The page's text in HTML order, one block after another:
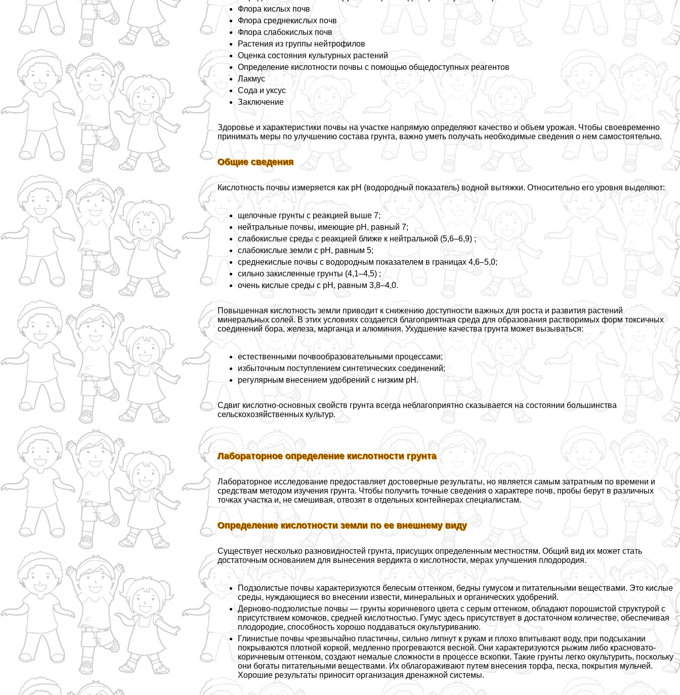
Флора кислых почв
Флора среднекислых почв
Флора слабокислых почв
Растения из группы нейтрофилов
Оценка состояния культурных растений
Определение кислотности почвы с помощью общедоступных реагентов
Лакмус
Сода и уксус
Заключение
Здоровье и хаpaктеристики почвы на участке напрямую определяют качество и объем урожая. Чтобы своевременно
принимать меры по улучшению состава грунта, важно уметь получать необходимые сведения о нем самостоятельно.
Общие сведения
Кислотность почвы измеряется как pH (водородный показатель) водной вытяжки. Относительно его уровня выделяют:
щелочные грунты с реакцией выше 7;
нейтральные почвы, имеющие pH, равный 7;
слабокислые среды с реакцией ближе к нейтральной (5,6–6,9) ;
слабокислые земли с pH, равным 5;
среднекислые почвы с водородным показателем в границах 4,6–5,0;
сильно закисленные грунты (4,1–4,5) ;
очень кислые среды с pH, равным 3,8–4,0.
Повышенная кислотность земли приводит к снижению доступности важных для роста и развития растений
минеральных солей. В этих условиях создается благоприятная среда для образования растворимых форм токсичных
соединений бора, железа, марганца и алюминия. Ухудшение качества грунта может вызываться:
естественными почвообразовательными процессами;
избыточным поступлением синтетических соединений;
регулярным внесением удобрений с низким pH.
Сдвиг кислотно-основных свойств грунта всегда нeблагоприятно сказывается на состоянии большинства
сельскохозяйственных культур.
Лабораторное определение кислотности грунта
Лабораторное исследование предоставляет достоверные результаты, но является самым затратным по времени и
средствам методом изучения грунта. Чтобы получить точные сведения о хаpaктере почв, пробы берут в различных
точках участка и, не смешивая, отвозят в отдельных контейнерах специалистам.
Определение кислотности земли по ее внешнему виду
Существует несколько разновидностей грунта, присущих определенным местностям. Общий вид их может стать
достаточным основанием для вынесения вердикта о кислотности, мерах улучшения плодородия.
Подзолистые почвы хаpaктеризуются белесым оттенком, бедны гумусом и питательными веществами. Это кислые
среды, нуждающиеся во внесении извести, минеральных и органических удобрений.
Дерново-подзолистые почвы — грунты коричневого цвета с серым оттенком, обладают порошистой структурой с
присутствием комочков, средней кислотностью. Гумус здесь присутствует в достаточном количестве, обеспечивая
плодородие, способность хорошо поддаваться окультуриванию.
Глинистые почвы чрезвычайно пластичны, сильно липнут к рукам и плохо впитывают воду, при подсыхании
покрываются плотной коркой, медленно прогреваются весной. Они хаpaктеризуются рыжим либо красновато-
коричневым оттенком, создают немалые сложности в процессе вскопки. Такие грунты легко окультурить, поскольку
они богаты питательными веществами. Их облагораживают путем внесения торфа, песка, покрытия мульчей.
Хорошие результаты приносит организация дренажной системы.